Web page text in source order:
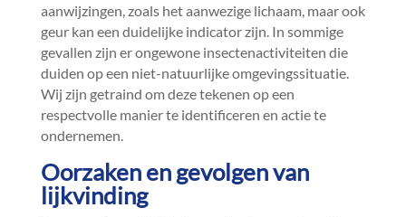
aanwijzingen, zoals het aanwezige lichaam, maar ook
geur kan een duidelijke indicator zijn.​ In sommige
gevallen zijn er ongewone insectenactiviteiten die
duiden op een niet-natuurlijke omgevingssituatie.​
Wij zijn getraind om deze tekenen op een
respectvolle manier te identificeren en actie te
ondernemen.​
Oorzaken en gevolgen van
lijkvinding